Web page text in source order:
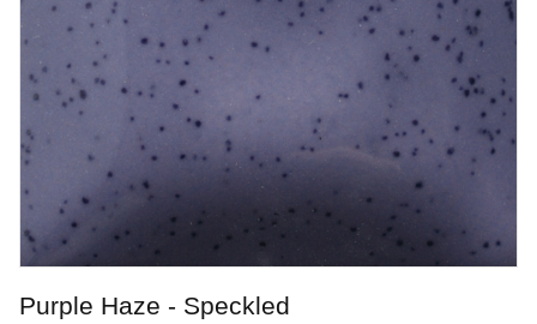
Purple Haze - Speckled